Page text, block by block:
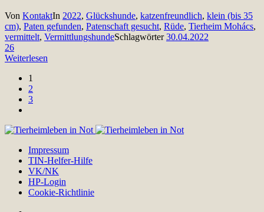
Von KontaktIn 2022, Glückshunde, katzenfreundlich, klein (bis 35
cm), Paten gefunden, Patenschaft gesucht, Rüde, Tierheim Mohács,
vermittelt, VermittlungshundeSchlagwörter30.04.2022
26
Weiterlesen
1
2
3
Impressum
TIN-Helfer-Hilfe
VK/NK
HP-Login
Cookie-Richtlinie